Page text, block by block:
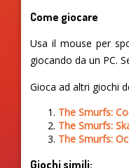
Come giocare
Usa il mouse per
giocando da un PC.
Gioca ad altri giochi
The Smurfs:
The Smurfs:
The Smurfs:
Giochi simili: